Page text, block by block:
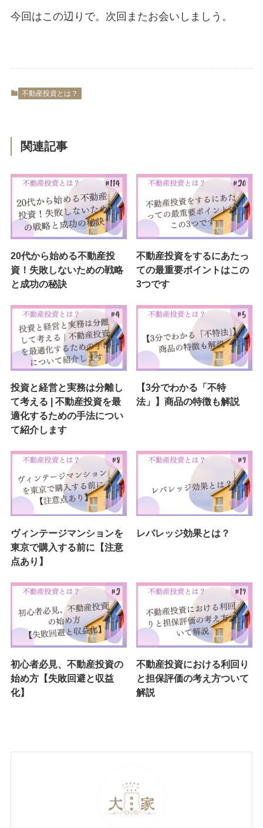
今回はこの辺りで。次回またお会いしましう。
不動産投資とは？
関連記事
20代から始める不動産投
資！失敗しないための戦略
と成功の秘訣
不動産投資をするにあたっ
ての最重要ポイントはこの
3つです
投資と経営と実務は分離し
て考える | 不動産投資を最
適化するための手法につい
て紹介します
【3分でわかる「不特
法」】商品の特徴も解説
ヴィンテージマンションを
東京で購入する前に【注意
点あり】
レバレッジ効果とは？
初心者必見、不動産投資の
始め方【失敗回避と収益
化】
不動産投資における利回り
と担保評価の考え方ついて
解説